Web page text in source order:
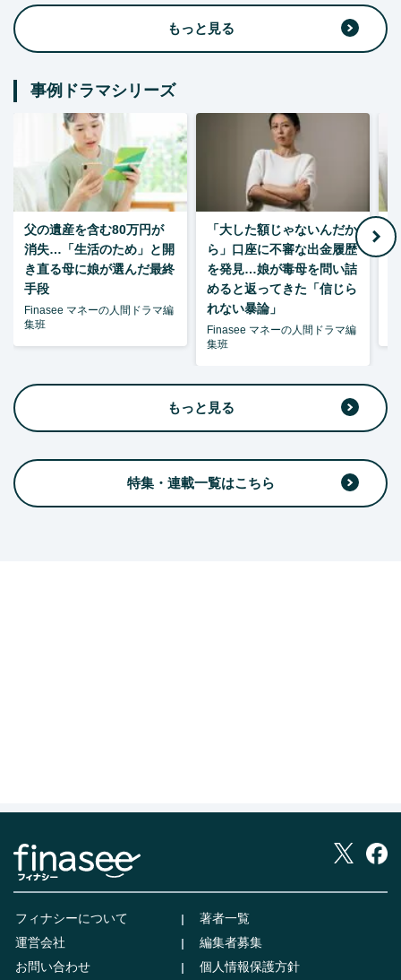
もっと見る
事例ドラマシリーズ
父の遺産を含む80万円が
消失…「生活のため」と開
き直る母に娘が選んだ最終
手段
Finasee マネーの人間ドラマ編
集班
「大した額じゃないんだか
ら」口座に不審な出金履歴
を発見…娘が毒母を問い詰
めると返ってきた「信じら
れない暴論」
Finasee マネーの人間ドラマ編
集班
もっと見る
特集・連載一覧はこちら
フィナシーについて
著者一覧
運営会社
編集者募集
お問い合わせ
個人情報保護方針